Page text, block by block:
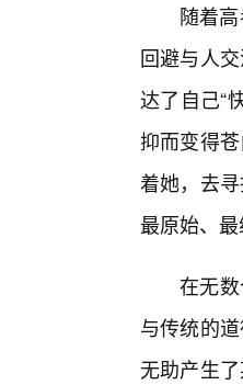
随着
回避与人
达了自己“
抑而变得
着她，去
最原始、最
在无
与传统的
无助产生